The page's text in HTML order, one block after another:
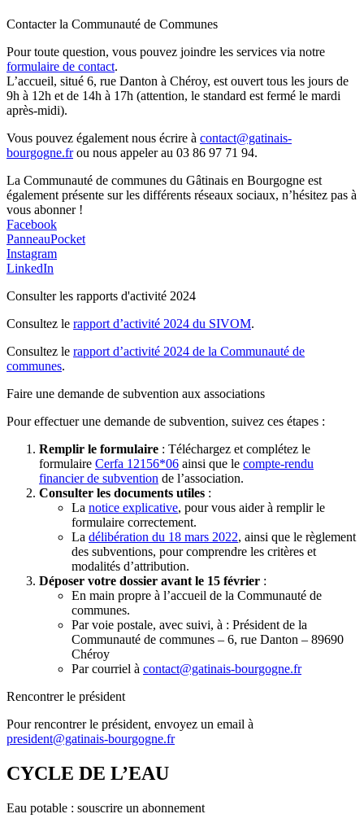
Contacter la Communauté de Communes
Pour toute question, vous pouvez joindre les services via notre
formulaire de contact.
L’accueil, situé 6, rue Danton à Chéroy, est ouvert tous les jours de
9h à 12h et de 14h à 17h (attention, le standard est fermé le mardi
après-midi).
Vous pouvez également nous écrire à contact@gatinais-
bourgogne.frou nous appeler au 03 86 97 71 94.
La Communauté de communes du Gâtinais en Bourgogne est
également présente sur les différents réseaux sociaux, n’hésitez pas à
vous abonner !
Facebook
PanneauPocket
Instagram
LinkedIn
Consulter les rapports d'activité 2024
Consultez le rapport d’activité 2024 du SIVOM.
Consultez le rapport d’activité 2024 de la Communauté de
communes.
Faire une demande de subvention aux associations
Pour effectuer une demande de subvention, suivez ces étapes :
Remplir le formulaire : Téléchargez et complétez le
formulaire Cerfa 12156*06 ainsi que le compte-rendu
financier de subvention de l’association.
Consulter les documents utiles :
La notice explicative, pour vous aider à remplir le
formulaire correctement.
La délibération du 18 mars 2022, ainsi que le règlement
des subventions, pour comprendre les critères et
modalités d’attribution.
Déposer votre dossier avant le 15 février :
En main propre à l’accueil de la Communauté de
communes.
Par voie postale, avec suivi, à : Président de la
Communauté de communes – 6, rue Danton – 89690
Chéroy
Par courriel à contact@gatinais-bourgogne.fr
Rencontrer le président
Pour rencontrer le président, envoyez un email à
president@gatinais-bourgogne.fr
CYCLE DE L’EAU
Eau potable : souscrire un abonnement